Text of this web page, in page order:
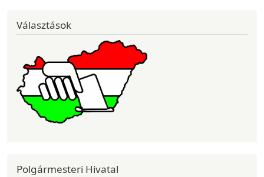
Választások
Polgármesteri Hivatal